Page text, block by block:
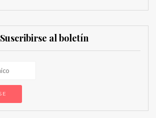
Suscribirse al boletín